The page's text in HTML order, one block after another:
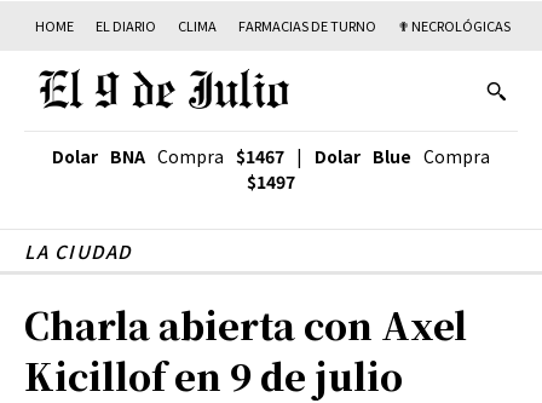
HOME EL DIARIO CLIMA FARMACIAS DE TURNO ✟ NECROLÓGICAS
Dolar BNA Compra $1467 | Dolar Blue Compra
$1497
LA CIUDAD
Charla abierta con Axel
Kicillof en 9 de julio